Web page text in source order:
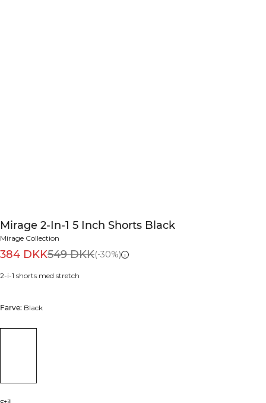
Mirage 2-In-1 5 Inch Shorts Black
Mirage Collection
384 DKK549 DKK(-30%)
2-i-1 shorts med stretch
Farve: Black